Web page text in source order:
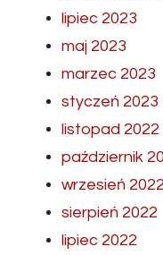
lipiec 2023
maj 2023
marzec 2023
styczeń 2023
listopad 2022
październik
wrzesień 2022
sierpień 2022
lipiec 2022